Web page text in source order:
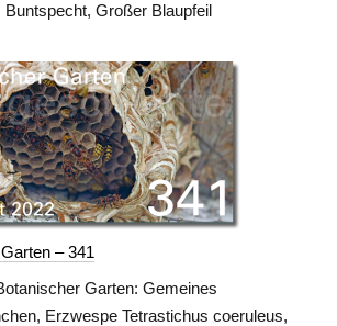
Großer Blaupfeil
– 341
Garten: Gemeines
Erzwespe Tetrastichus coeruleus,